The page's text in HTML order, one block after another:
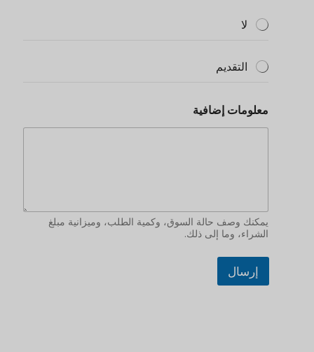
لا
التقديم
معلومات إضافية
يمكنك وصف حالة السوق، وكمية الطلب، وميزانية مبلغ
الشراء، وما إلى ذلك.
إرسال